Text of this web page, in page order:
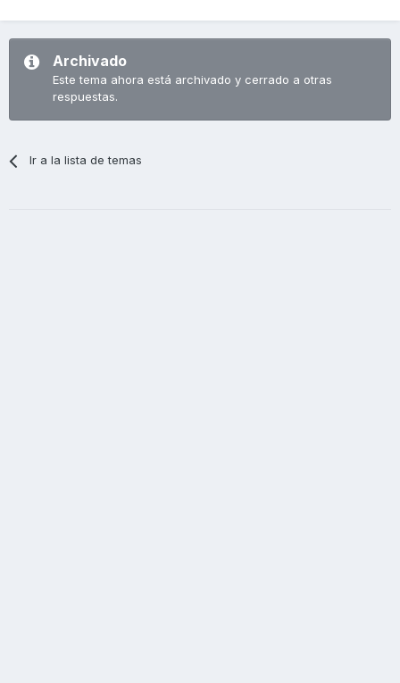
Archivado
Este tema ahora está archivado y cerrado a otras
respuestas.
Ir a la lista de temas